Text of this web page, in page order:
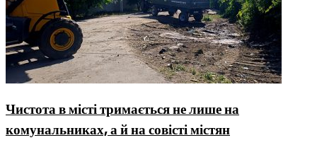
Чистота в місті тримається не лише на
комунальниках, а й на совісті містян